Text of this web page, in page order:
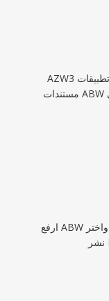
AZW3 يعمل على كل أجهزة وتطبيقات Kindle — حوّل
مستندات ABW إلى كتب إلكترونية محمولة تقرأها في أي
ارفع ABW واختر AZW3 وحمّل. لا خطوات تقنية ولا أدوات